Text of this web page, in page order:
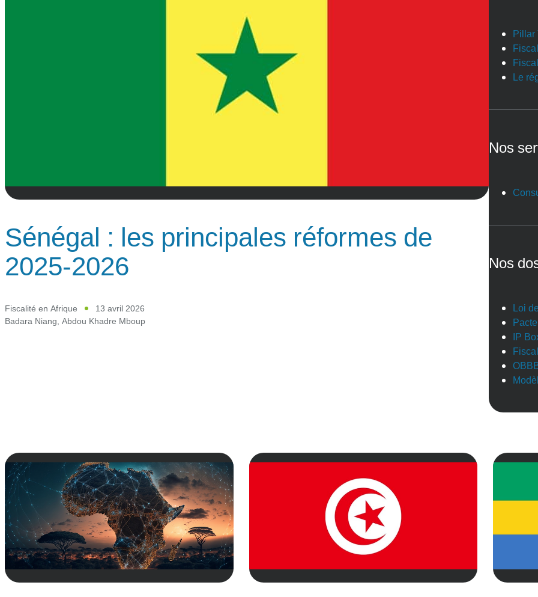
Sénégal : les principales réformes de
2025-2026
Fiscalité en Afrique
13 avril 2026
Badara Niang, Abdou Khadre Mboup
Pillar
Le
Nos
Nos
Loi
IP